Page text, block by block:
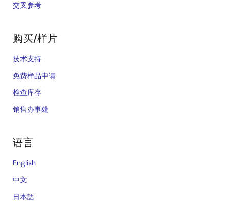
交叉参考
购买/样片
技术支持
免费样品申请
检查库存
销售办事处
语言
English
中文
日本語